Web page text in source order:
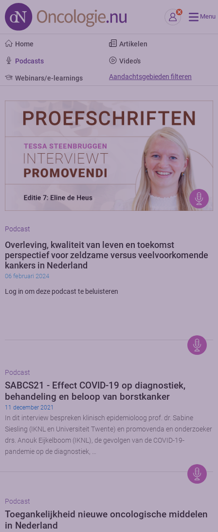
Menu
Home Artikelen
Podcasts Video's
Webinars/e-learnings Aandachtsgebieden filteren
Podcast
Overleving, kwaliteit van leven en toekomst
perspectief voor zeldzame versus veelvoorkomende
kankers in Nederland
06 februari 2024
Log in om deze podcast te beluisteren
Podcast
SABCS21 - Effect COVID-19 op diagnostiek,
behandeling en beloop van borstkanker
11 december 2021
In dit interview bespreken klinisch epidemioloog prof. dr. Sabine
Siesling (IKNL en Universiteit Twente) en promovenda en onderzoeker
drs. Anouk Eijkelboom (IKNL), de gevolgen van de COVID-19-
pandemie op de diagnostiek, …
Podcast
Toegankelijkheid nieuwe oncologische middelen
in Nederland